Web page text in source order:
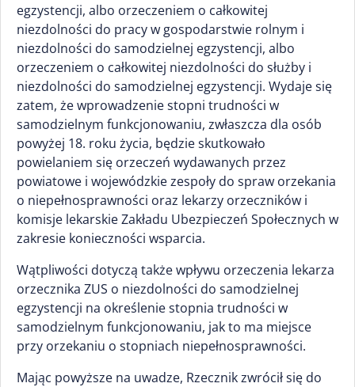
egzystencji, albo orzeczeniem o całkowitej
niezdolności do pracy w gospodarstwie rolnym i
niezdolności do samodzielnej egzystencji, albo
orzeczeniem o całkowitej niezdolności do służby i
niezdolności do samodzielnej egzystencji. Wydaje się
zatem, że wprowadzenie stopni trudności w
samodzielnym funkcjonowaniu, zwłaszcza dla osób
powyżej 18. roku życia, będzie skutkowało
powielaniem się orzeczeń wydawanych przez
powiatowe i wojewódzkie zespoły do spraw orzekania
o niepełnosprawności oraz lekarzy orzeczników i
komisje lekarskie Zakładu Ubezpieczeń Społecznych w
zakresie konieczności wsparcia.
Wątpliwości dotyczą także wpływu orzeczenia lekarza
orzecznika ZUS o niezdolności do samodzielnej
egzystencji na określenie stopnia trudności w
samodzielnym funkcjonowaniu, jak to ma miejsce
przy orzekaniu o stopniach niepełnosprawności.
Mając powyższe na uwadze, Rzecznik zwrócił się do